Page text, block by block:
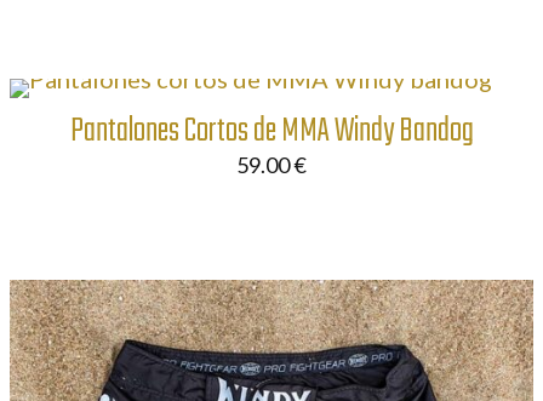
Pantalones Cortos de MMA Windy Bandog
59.00€